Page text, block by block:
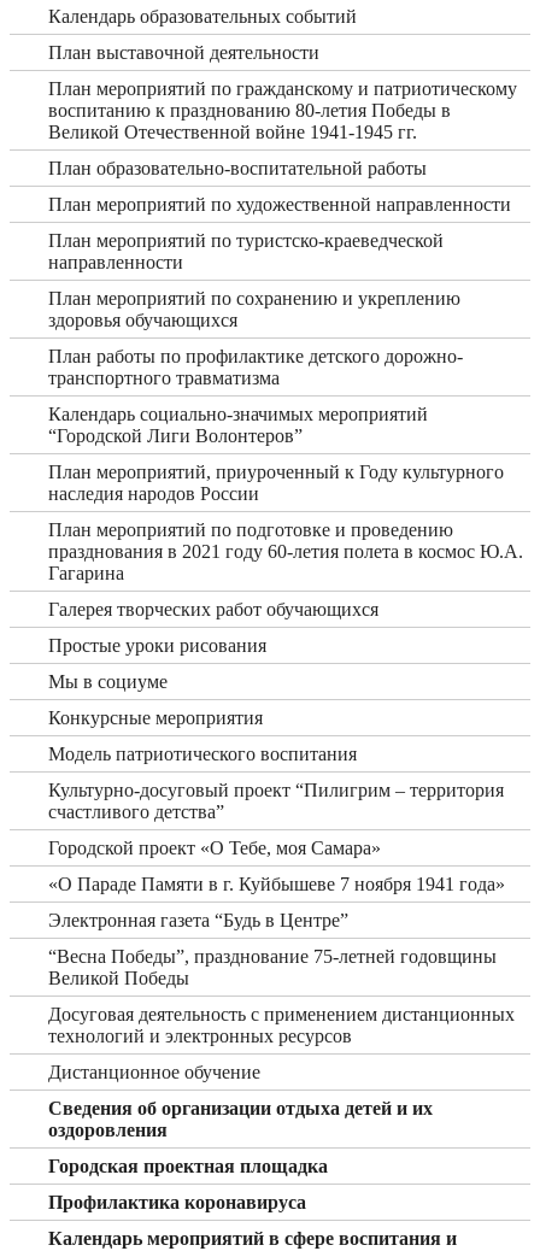
Календарь образовательных событий
План выставочной деятельности
План мероприятий по гражданскому и патриотическому
воспитанию к празднованию 80-летия Победы в
Великой Отечественной войне 1941-1945 гг.
План образовательно-воспитательной работы
План мероприятий по художественной направленности
План мероприятий по туристско-краеведческой
направленности
План мероприятий по сохранению и укреплению
здоровья обучающихся
План работы по профилактике детского дорожно-
транспортного травматизма
Календарь социально-значимых мероприятий
“Городской Лиги Волонтеров”
План мероприятий, приуроченный к Году культурного
наследия народов России
План мероприятий по подготовке и проведению
празднования в 2021 году 60-летия полета в космос Ю.А.
Гагарина
Галерея творческих работ обучающихся
Простые уроки рисования
Мы в социуме
Конкурсные мероприятия
Модель патриотического воспитания
Культурно-досуговый проект “Пилигрим – территория
счастливого детства”
Городской проект «О Тебе, моя Самара»
«О Параде Памяти в г. Куйбышеве 7 ноября 1941 года»
Электронная газета “Будь в Центре”
“Весна Победы”, празднование 75-летней годовщины
Великой Победы
Досуговая деятельность с применением дистанционных
технологий и электронных ресурсов
Дистанционное обучение
Сведения об организации отдыха детей и их
оздоровления
Городская проектная площадка
Профилактика коронавируса
Календарь мероприятий в сфере воспитания и